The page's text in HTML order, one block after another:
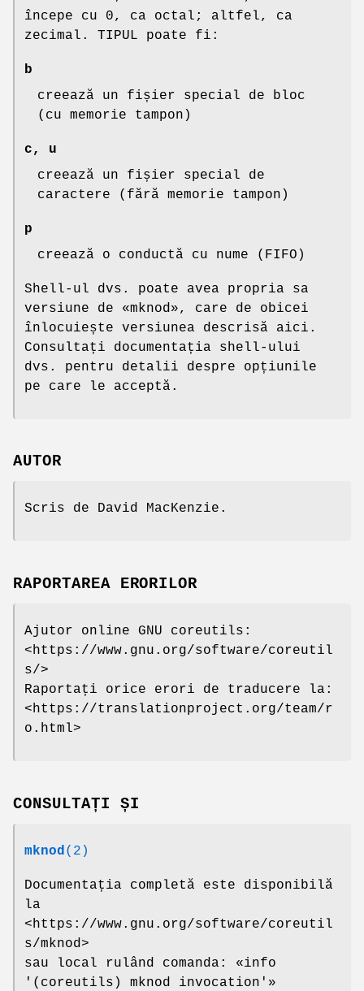
începe cu 0, ca octal; altfel, ca
zecimal. TIPUL poate fi:
b
creează un fișier special de bloc
(cu memorie tampon)
c, u
creează un fișier special de
caractere (fără memorie tampon)
p
creează o conductă cu nume (FIFO)
Shell-ul dvs. poate avea propria sa
versiune de «mknod», care de obicei
înlocuiește versiunea descrisă aici.
Consultați documentația shell-ului
dvs. pentru detalii despre opțiunile
pe care le acceptă.
AUTOR
Scris de David MacKenzie.
RAPORTAREA ERORILOR
Ajutor online GNU coreutils:
<https://www.gnu.org/software/coreutil
s/>
Raportați orice erori de traducere la:
<https://translationproject.org/team/r
o.html>
CONSULTAȚI ȘI
mknod(2)
Documentația completă este disponibilă
la
<https://www.gnu.org/software/coreutil
s/mknod>
sau local rulând comanda: «info
'(coreutils) mknod invocation'»